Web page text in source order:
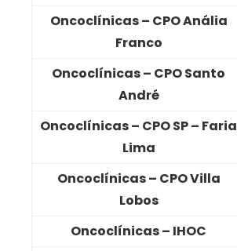
Oncoclínicas – CPO Anália
Franco
Oncoclínicas – CPO Santo
André
Oncoclínicas – CPO SP – Faria
Lima
Oncoclínicas – CPO Villa
Lobos
Oncoclínicas – IHOC